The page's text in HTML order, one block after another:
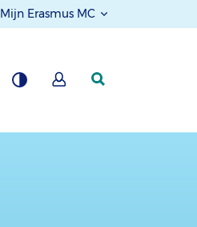
Mijn Erasmus MC